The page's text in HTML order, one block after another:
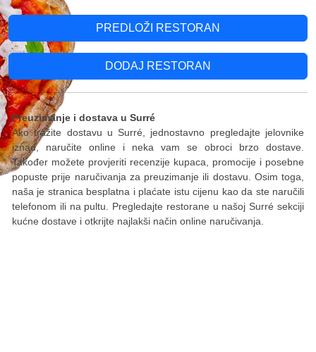
PREDLOŽI RESTORAN
DODAJ RESTORAN
Preuzimanje i dostava u Surré
Ako tražite dostavu u Surré, jednostavno pregledajte jelovnike
iznad, naručite online i neka vam se obroci brzo dostave.
Također možete provjeriti recenzije kupaca, promocije i posebne
popuste prije naručivanja za preuzimanje ili dostavu. Osim toga,
naša je stranica besplatna i plaćate istu cijenu kao da ste naručili
telefonom ili na pultu. Pregledajte restorane u našoj Surré sekciji
kućne dostave i otkrijte najlakši način online naručivanja.